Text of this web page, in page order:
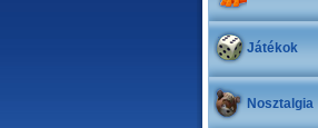
Játékok
Nosztalgia